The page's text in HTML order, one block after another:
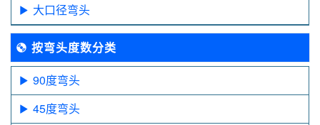
大口径弯头
按弯头度数分类
90度弯头
45度弯头